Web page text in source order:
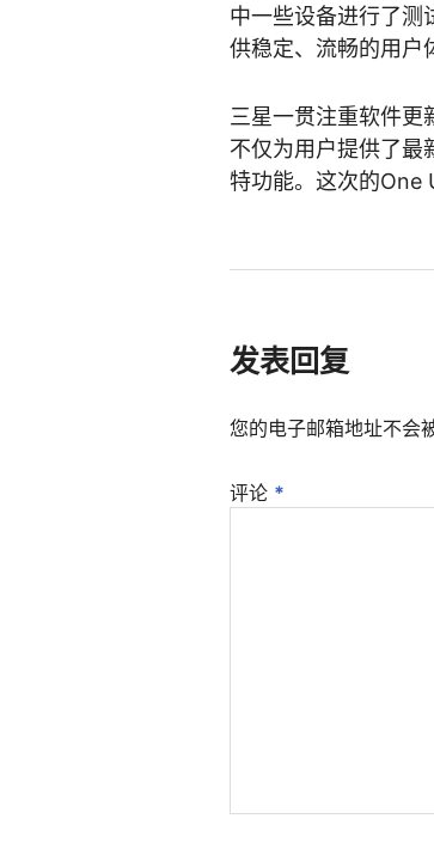
中一些设备进行了测
供稳定、流畅的用户
三星一贯注重软件更
不仅为用户提供了
特功能。这次的One
发表回复
您的电子邮箱地址不会
评论 *